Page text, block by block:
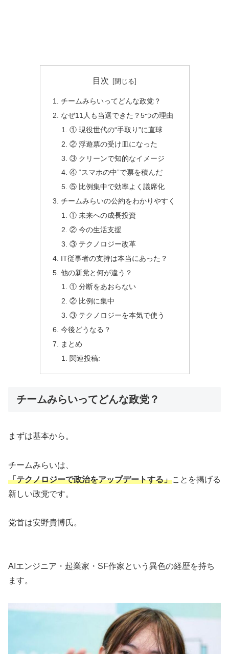
目次
チームみらいってどんな政党？
なぜ11人も当選できた？5つの理由
① 現役世代の“手取り”に直球
② 浮遊票の受け皿になった
③ クリーンで知的なイメージ
④ “スマホの中”で票を積んだ
⑤ 比例集中で効率よく議席化
チームみらいの公約をわかりやすく
① 未来への成長投資
② 今の生活支援
③ テクノロジー改革
IT従事者の支持は本当にあった？
他の新党と何が違う？
① 分断をあおらない
② 比例に集中
③ テクノロジーを本気で使う
今後どうなる？
まとめ
関連投稿:
チームみらいってどんな政党？
まずは基本から。
チームみらいは、
「テクノロジーで政治をアップデートする」ことを掲げる
新しい政党です。
党首は安野貴博氏。
AIエンジニア・起業家・SF作家という異色の経歴を持ち
ます。